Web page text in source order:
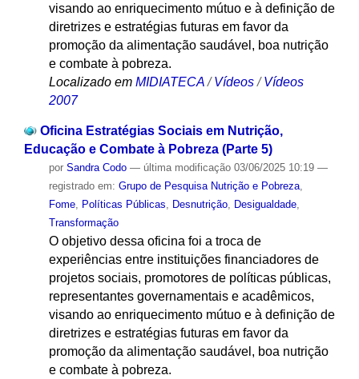
visando ao enriquecimento mútuo e à definição de
diretrizes e estratégias futuras em favor da
promoção da alimentação saudável, boa nutrição
e combate à pobreza.
Localizado em MIDIATECA /Vídeos /Vídeos
2007
Oficina Estratégias Sociais em Nutrição,
Educação e Combate à Pobreza (Parte 5)
por Sandra Codo — última modificação03/06/2025 10:19 —
registrado em: Grupo de Pesquisa Nutrição e Pobreza,
Fome, Políticas Públicas, Desnutrição, Desigualdade,
Transformação
O objetivo dessa oficina foi a troca de
experiências entre instituições financiadores de
projetos sociais, promotores de políticas públicas,
representantes governamentais e acadêmicos,
visando ao enriquecimento mútuo e à definição de
diretrizes e estratégias futuras em favor da
promoção da alimentação saudável, boa nutrição
e combate à pobreza.